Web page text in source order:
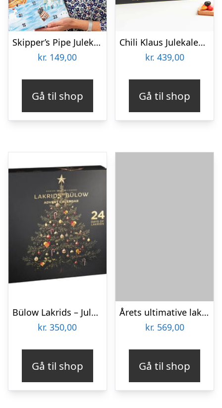
Skipper’s Pipe Julekalender
kr. 149,00
Gå til shop
Chili Klaus Julekalender Jingle Balls
kr. 439,00
Gå til shop
Bülow Lakrids – Julekalender
kr. 350,00
Gå til shop
Årets ultimative lakrids-julekalender fra Lakridseriet – 1 meter – 860g
kr. 569,00
Gå til shop